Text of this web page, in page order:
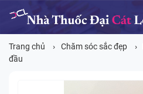
Trang chủ Chăm sóc sắc đẹp
đầu